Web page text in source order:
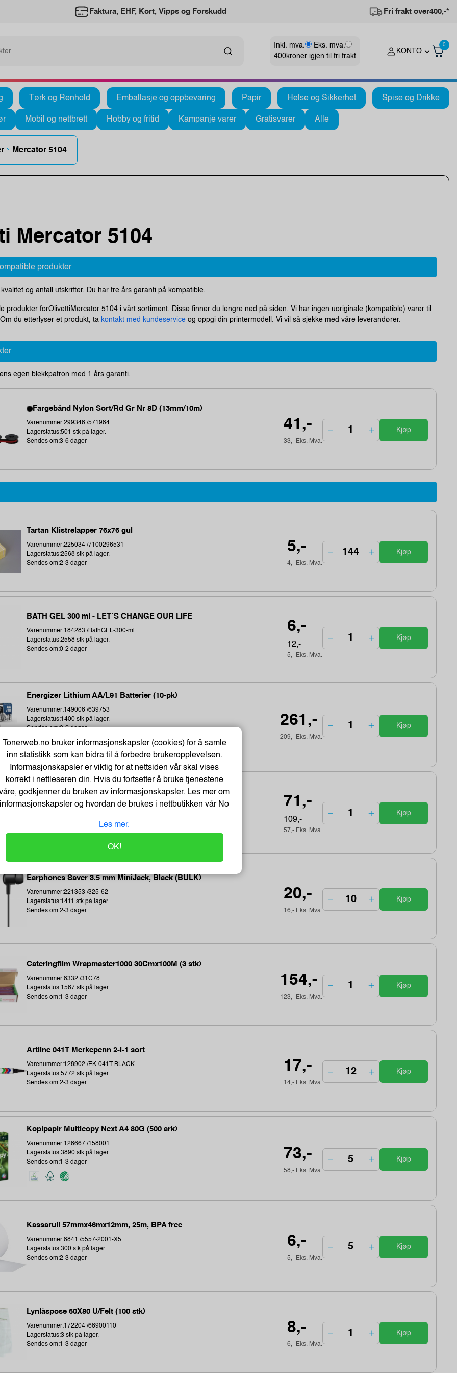
Faktura, EHF, Kort, Vipps og Forskudd Fri frakt over400,-*
Inkl. mva.
Eks. mva.
400kroner igjen til fri frakt
KONTO
0
Tørk og Renhold Emballasje og oppbevaring Papir Helse og Sikkerhet Spise og Drikke
Mobil og nettbrett Hobby og fritid Kampanje varer Gratisvarer Alle
Mercator 5104
Mercator 5104
produkter
og antall utskrifter. Du har tre års garanti på kompatible.
produkter forOlivettiMercator 5104 i vårt sortiment. Disse finner du lengre ned på siden. Vi har ingen uoriginale (kompatible) varer til
du etterlyser et produkt, ta kontakt med kundeservice og oppgi din printermodell. Vi vil så sjekke med våre leverandører.
egen blekkpatron med 1 års garanti.
Fargebånd Nylon Sort/Rd Gr Nr 8D (13mm/10m)
Varenummer:299346 /571984
Lagerstatus:501 stk på lager.
Sendes om:3-6 dager
41,-
33,- Eks. Mva.
Kjøp
Tartan Klistrelapper 76x76 gul
Varenummer:225034 /7100296531
Lagerstatus:2568 stk på lager.
Sendes om:2-3 dager
5,-
4,- Eks. Mva.
Kjøp
BATH GEL 300 ml - LET`S CHANGE OUR LIFE
Varenummer:184283 /BathGEL-300-ml
Lagerstatus:2558 stk på lager.
Sendes om:0-2 dager
6,-
12,-
5,- Eks. Mva.
Kjøp
Energizer Lithium AA/L91 Batterier (10-pk)
Varenummer:149006 /639753
Lagerstatus:1400 stk på lager.
Sendes om:0-2 dager
261,-
209,- Eks. Mva.
Kjøp
Kopipapir Nøytralt A4 80G (500 ark) - Bestselger!
Varenummer:329900 /
71,-
109,-
57,- Eks. Mva.
Kjøp
Earphones Saver 3.5 mm MiniJack, Black (BULK)
Varenummer:221353 /325-62
Lagerstatus:1411 stk på lager.
Sendes om:2-3 dager
20,-
16,- Eks. Mva.
Kjøp
Cateringfilm Wrapmaster1000 30Cmx100M (3 stk)
Varenummer:8332 /31C78
Lagerstatus:1567 stk på lager.
Sendes om:1-3 dager
154,-
123,- Eks. Mva.
Kjøp
Artline 041T Merkepenn 2-i-1 sort
Varenummer:128902 /EK-041T BLACK
Lagerstatus:5772 stk på lager.
Sendes om:2-3 dager
17,-
14,- Eks. Mva.
Kjøp
Kopipapir Multicopy Next A4 80G (500 ark)
Varenummer:126667 /158001
Lagerstatus:3890 stk på lager.
Sendes om:1-3 dager
73,-
58,- Eks. Mva.
Kjøp
Kassarull 57mmx46mx12mm, 25m, BPA free
Varenummer:8841 /5557-2001-X5
Lagerstatus:300 stk på lager.
Sendes om:2-3 dager
6,-
5,- Eks. Mva.
Kjøp
Lynlåspose 60X80 U/Felt (100 stk)
Varenummer:172204 /66900110
Lagerstatus:3 stk på lager.
Sendes om:1-3 dager
8,-
6,- Eks. Mva.
Kjøp
Tonerweb.no bruker informasjonskapsler (cookies) for å samle
inn statistikk som kan bidra til å forbedre brukeropplevelsen.
Informasjonskapsler er viktig for at nettsiden vår skal vises
korrekt i nettleseren din. Hvis du fortsetter å bruke tjenestene
godkjenner du bruken av informasjonskapsler. Les mer om
informasjonskapsler og hvordan de brukes i nettbutikken vårNo
Les mer.
OK!